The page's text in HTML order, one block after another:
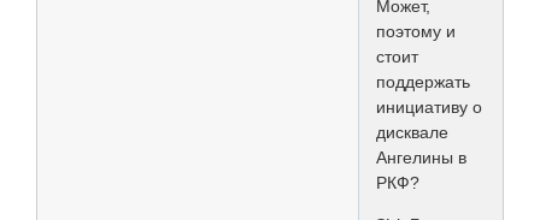
Может,
поэтому и
стоит
поддержать
инициативу о
дисквале
Ангелины в
РКФ?